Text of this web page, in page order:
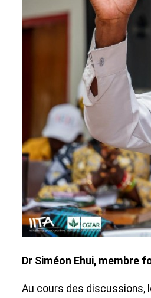
Dr Siméon Ehui, membre
Au cours des discussions,